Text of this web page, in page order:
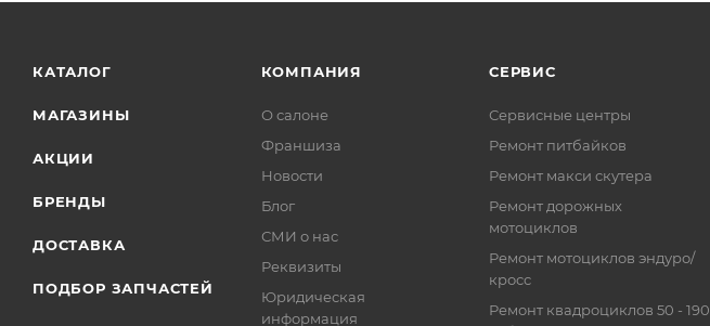
КАТАЛОГ
МАГАЗИНЫ
АКЦИИ
БРЕНДЫ
ДОСТАВКА
ПОДБОР ЗАПЧАСТЕЙ
КОМПАНИЯ
О салоне
Франшиза
Новости
Блог
СМИ о нас
Реквизиты
Юридическая
информация
СЕРВИС
Сервисные центры
Ремонт питбайков
Ремонт макси скутера
Ремонт дорожных
мотоциклов
Ремонт мотоциклов эндуро/
кросс
Ремонт квадроциклов 50 - 190